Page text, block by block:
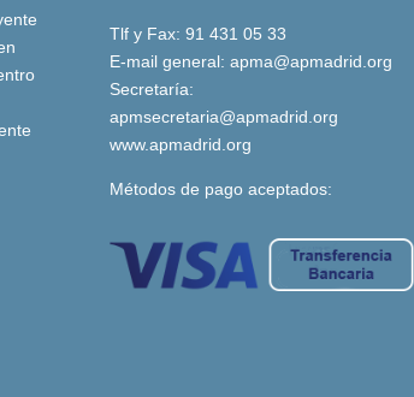
Tlf y Fax: 91 431 05 33
E-mail general: apma@apmadrid.org
Secretaría:
apmsecretaria@apmadrid.org
www.apmadrid.org
Métodos de pago aceptados: